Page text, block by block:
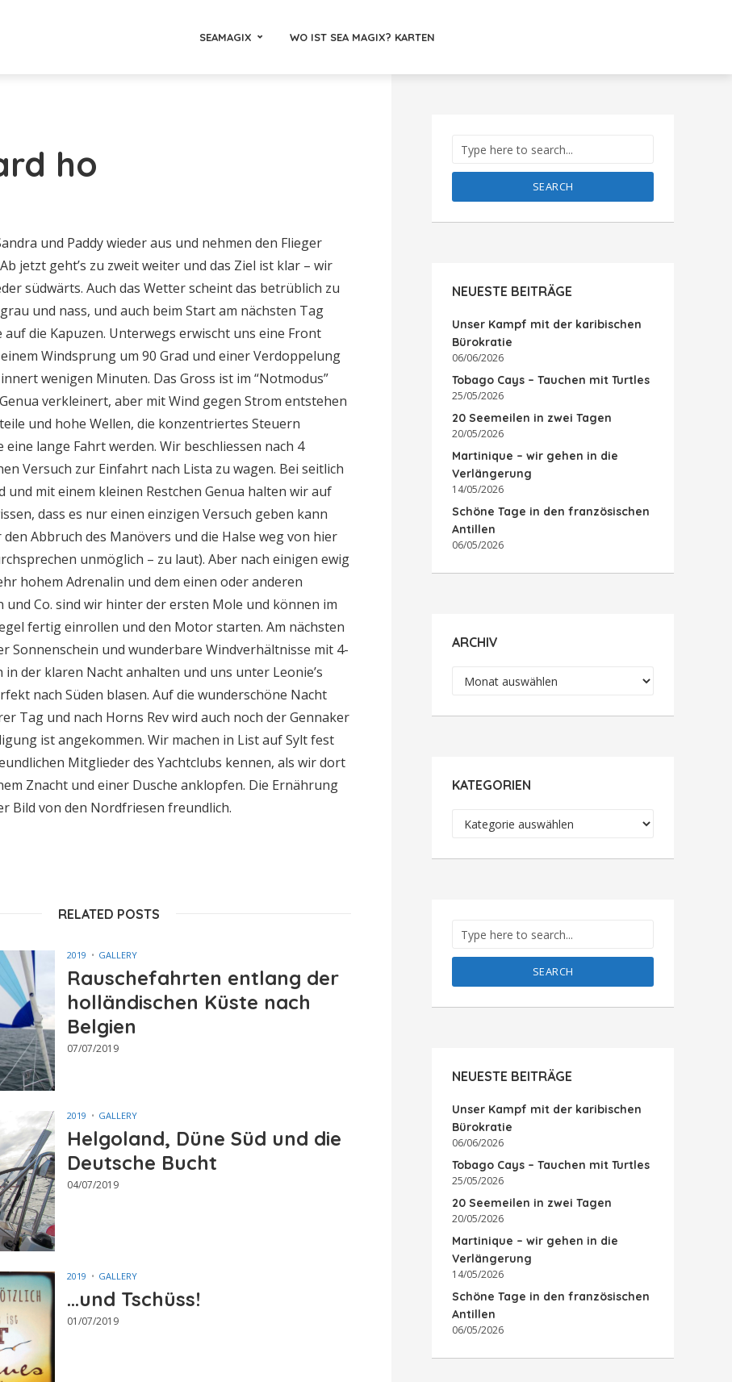
SEAMAGIX WO IST SEA MAGIX? KARTEN
ho
und Paddy wieder aus und nehmen den Flieger
jetzt geht’s zu zweit weiter und das Ziel ist klar – wir
südwärts. Auch das Wetter scheint das betrüblich zu
und nass, und auch beim Start am nächsten Tag
die Kapuzen. Unterwegs erwischt uns eine Front
Windsprung um 90 Grad und einer Verdoppelung
wenigen Minuten. Das Gross ist im “Notmodus”
verkleinert, aber mit Wind gegen Strom entstehen
und hohe Wellen, die konzentriertes Steuern
lange Fahrt werden. Wir beschliessen nach 4
Versuch zur Einfahrt nach Lista zu wagen. Bei seitlich
und mit einem kleinen Restchen Genua halten wir auf
dass es nur einen einzigen Versuch geben kann
Abbruch des Manövers und die Halse weg von hier
unmöglich – zu laut). Aber nach einigen ewig
hohem Adrenalin und dem einen oder anderen
und Co. sind wir hinter der ersten Mole und können im
fertig einrollen und den Motor starten. Am nächsten
Sonnenschein und wunderbare Windverhältnisse mit 4-
in der klaren Nacht anhalten und uns unter Leonie’s
nach Süden blasen. Auf die wunderschöne Nacht
Tag und nach Horns Rev wird auch noch der Gennaker
ist angekommen. Wir machen in List auf Sylt fest
Mitglieder des Yachtclubs kennen, als wir dort
Znacht und einer Dusche anklopfen. Die Ernährung
Bild von den Nordfriesen freundlich.
RELATED POSTS
2019 GALLERY
Rauschefahrten entlang der
holländischen Küste nach
Belgien
07/07/2019
2019 GALLERY
Helgoland, Düne Süd und die
Deutsche Bucht
04/07/2019
2019 GALLERY
…und Tschüss!
01/07/2019
SEARCH
NEUESTE BEITRÄGE
Unser Kampf mit der karibischen
Bürokratie
06/06/2026
Tobago Cays – Tauchen mit Turtles
25/05/2026
20 Seemeilen in zwei Tagen
20/05/2026
Martinique – wir gehen in die
Verlängerung
14/05/2026
Schöne Tage in den französischen
Antillen
06/05/2026
ARCHIV
Archiv
KATEGORIEN
SEARCH
NEUESTE BEITRÄGE
Unser Kampf mit der karibischen
Bürokratie
06/06/2026
Tobago Cays – Tauchen mit Turtles
25/05/2026
20 Seemeilen in zwei Tagen
20/05/2026
Martinique – wir gehen in die
Verlängerung
14/05/2026
Schöne Tage in den französischen
Antillen
06/05/2026